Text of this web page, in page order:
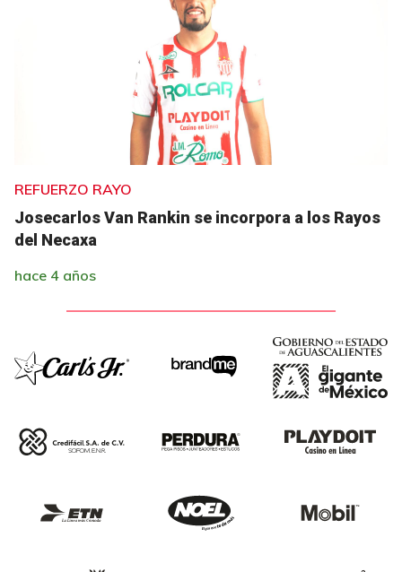
REFUERZO RAYO
Josecarlos Van Rankin se incorpora a los Rayos
del Necaxa
hace 4 años